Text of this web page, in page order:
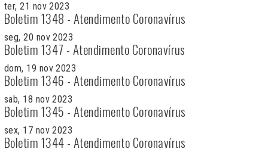
ter, 21 nov 2023
Boletim 1348 - Atendimento Coronavírus
seg, 20 nov 2023
Boletim 1347 - Atendimento Coronavírus
dom, 19 nov 2023
Boletim 1346 - Atendimento Coronavírus
sab, 18 nov 2023
Boletim 1345 - Atendimento Coronavírus
sex, 17 nov 2023
Boletim 1344 - Atendimento Coronavírus